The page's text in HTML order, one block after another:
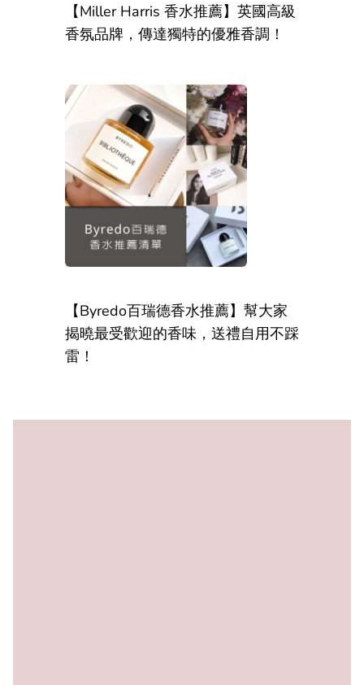
【Miller Harris 香水推薦】英國高級
香氛品牌，傳達獨特的優雅香調！
【Byredo百瑞德香水推薦】幫大家
揭曉最受歡迎的香味，送禮自用不踩
雷！